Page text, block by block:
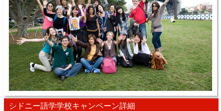
シドニー語学学校キャンペーン詳細